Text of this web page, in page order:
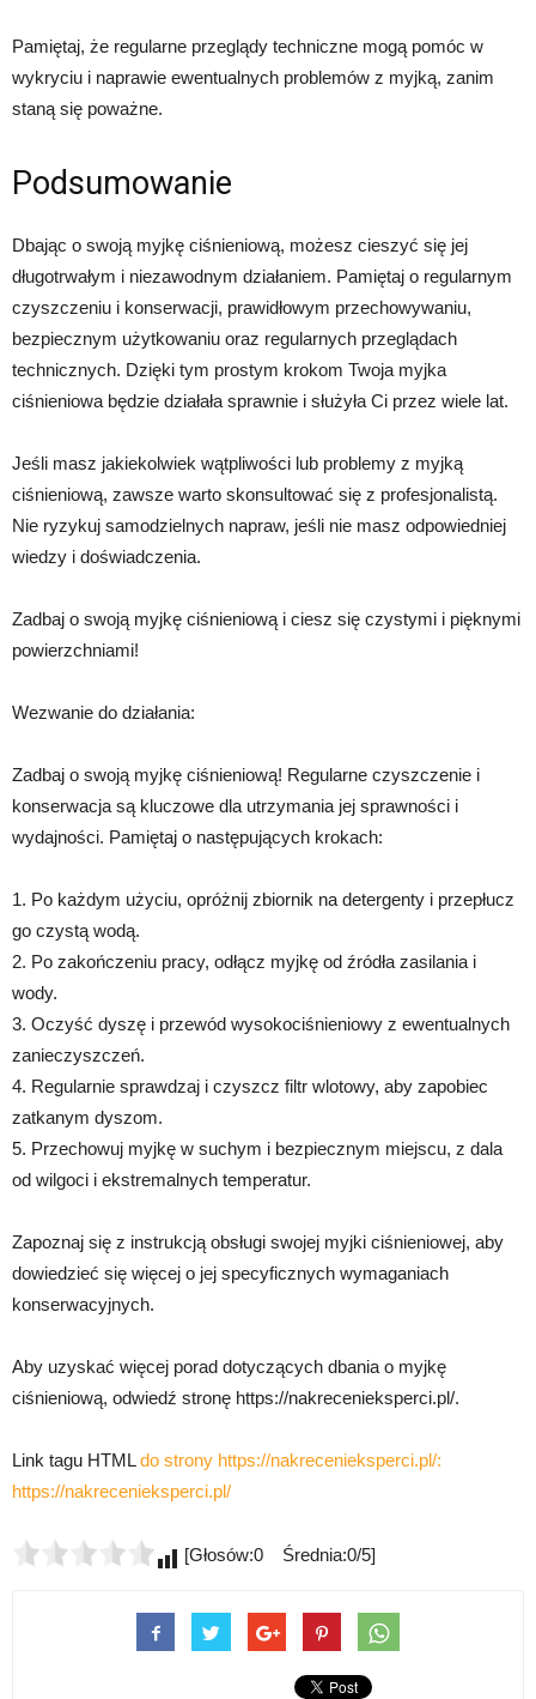
Pamiętaj, że regularne przeglądy techniczne mogą pomóc w
wykryciu i naprawie ewentualnych problemów z myjką, zanim
staną się poważne.
Podsumowanie
Dbając o swoją myjkę ciśnieniową, możesz cieszyć się jej
długotrwałym i niezawodnym działaniem. Pamiętaj o regularnym
czyszczeniu i konserwacji, prawidłowym przechowywaniu,
bezpiecznym użytkowaniu oraz regularnych przeglądach
technicznych. Dzięki tym prostym krokom Twoja myjka
ciśnieniowa będzie działała sprawnie i służyła Ci przez wiele lat.
Jeśli masz jakiekolwiek wątpliwości lub problemy z myjką
ciśnieniową, zawsze warto skonsultować się z profesjonalistą.
Nie ryzykuj samodzielnych napraw, jeśli nie masz odpowiedniej
wiedzy i doświadczenia.
Zadbaj o swoją myjkę ciśnieniową i ciesz się czystymi i pięknymi
powierzchniami!
Wezwanie do działania:
Zadbaj o swoją myjkę ciśnieniową! Regularne czyszczenie i
konserwacja są kluczowe dla utrzymania jej sprawności i
wydajności. Pamiętaj o następujących krokach:
1. Po każdym użyciu, opróżnij zbiornik na detergenty i przepłucz
go czystą wodą.
2. Po zakończeniu pracy, odłącz myjkę od źródła zasilania i
wody.
3. Oczyść dyszę i przewód wysokociśnieniowy z ewentualnych
zanieczyszczeń.
4. Regularnie sprawdzaj i czyszcz filtr wlotowy, aby zapobiec
zatkanym dyszom.
5. Przechowuj myjkę w suchym i bezpiecznym miejscu, z dala
od wilgoci i ekstremalnych temperatur.
Zapoznaj się z instrukcją obsługi swojej myjki ciśnieniowej, aby
dowiedzieć się więcej o jej specyficznych wymaganiach
konserwacyjnych.
Aby uzyskać więcej porad dotyczących dbania o myjkę
ciśnieniową, odwiedź stronę https://nakrecenieksperci.pl/.
Link tagu HTMLdo strony https://nakrecenieksperci.pl/:
https://nakrecenieksperci.pl/
[Głosów:0 Średnia:0/5]